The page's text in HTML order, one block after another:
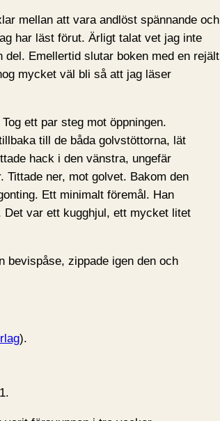
mellan att vara andlöst spännande och
har läst förut. Ärligt talat vet jag inte
del. Emellertid slutar boken med en rejält
mycket väl bli så att jag läser
ett par steg mot öppningen.
till de båda golvstöttorna, lät
hack i den vänstra, ungefär
Tittade ner, mot golvet. Bakom den
Ett minimalt föremål. Han
Det var ett kugghjul, ett mycket litet
bevispåse, zippade igen den och
).